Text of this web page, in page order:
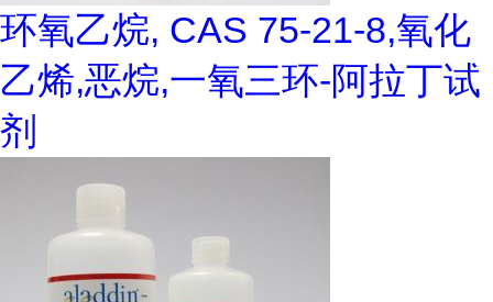
环氧乙烷, CAS 75-21-8,氧化
乙烯,恶烷,一氧三环-阿拉丁试
剂